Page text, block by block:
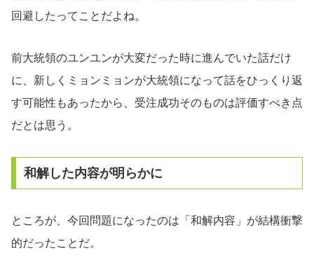
回避したってことだよね。
前大統領のユンユンが大変だった時に進んでいた話だけ
に、新しくミョンミョンが大統領になって話をひっくり返
す可能性もあったから、受注成功そのものは評価すべき点
だとは思う。
和解した内容が明らかに
ところが、今回問題になったのは「和解内容」が結構衝撃
的だったことだ。